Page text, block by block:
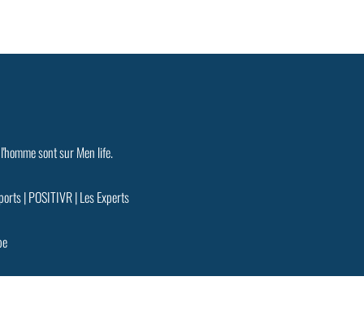
sont sur Men life.
|POSITIVR|Les Experts